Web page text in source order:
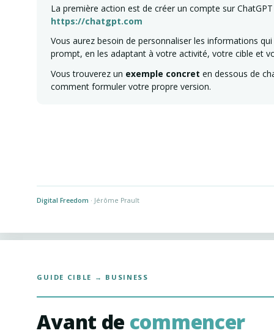
La première action est de créer un compte sur
https://chatgpt.com
Vous aurez besoin de personnaliser les informations
prompt, en les adaptant à votre activité, votre cible et
Vous trouverez un exemple concret en dessous de
comment formuler votre propre version.
Digital Freedom · Jérôme Prault
GUIDE CIBLE → BUSINESS
Avant de commencer